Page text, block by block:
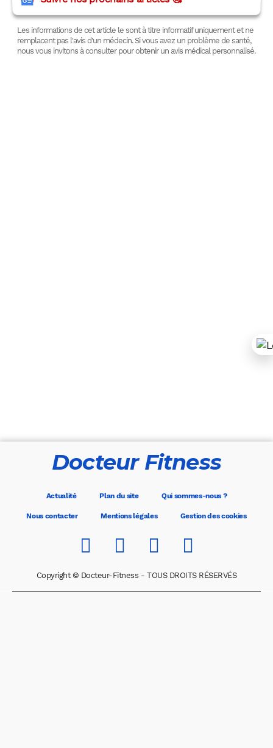
Les informations de cet article le sont à titre informatif uniquement et ne
remplacent pas l'avis d'un médecin. Si vous avez un problème de santé,
nous vous invitons à consulter pour obtenir un avis médical personnalisé.
Docteur Fitness
Actualité Plan du site Qui sommes-nous ?
Nous contacter Mentions légales Gestion des cookies
Copyright © Docteur-Fitness - TOUS DROITS RÉSERVÉS